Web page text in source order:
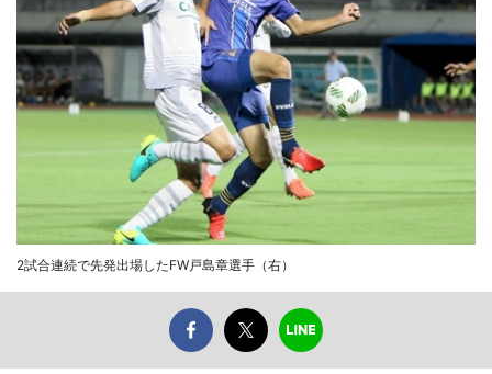
2試合連続で先発出場したFW戸島章選手（右）